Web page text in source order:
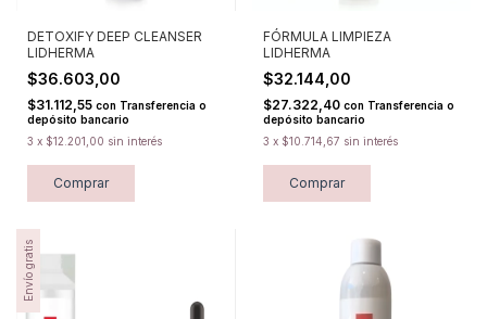
DETOXIFY DEEP CLEANSER
LIDHERMA
$36.603,00
$31.112,55 con Transferencia o
depósito bancario
3 x $12.201,00 sin interés
Comprar
FÓRMULA LIMPIEZA
LIDHERMA
$32.144,00
$27.322,40 con Transferencia o
depósito bancario
3 x $10.714,67 sin interés
Comprar
Envío gratis